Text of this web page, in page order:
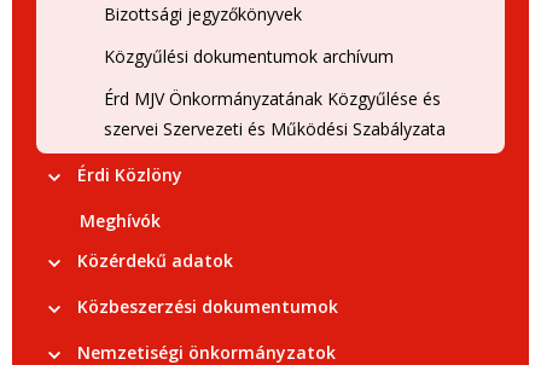
Bizottsági jegyzőkönyvek
Közgyűlési dokumentumok archívum
Érd MJV Önkormányzatának Közgyűlése és
szervei Szervezeti és Működési Szabályzata
Érdi Közlöny
Meghívók
Közérdekű adatok
Közbeszerzési dokumentumok
Nemzetiségi önkormányzatok